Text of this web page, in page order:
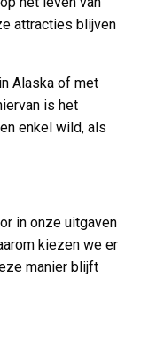
attracties blijven
Alaska of met
is het
enkel wild, als
in onze uitgaven
kiezen we er
manier blijft